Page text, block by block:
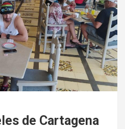
de Cartagena